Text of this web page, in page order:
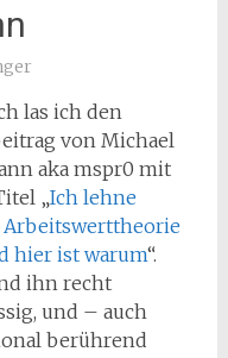
las ich den
von Michael
aka mspr0 mit
„Ich lehne
Arbeitswerttheorie
hier ist warum“.
ihn recht
und – auch
berührend